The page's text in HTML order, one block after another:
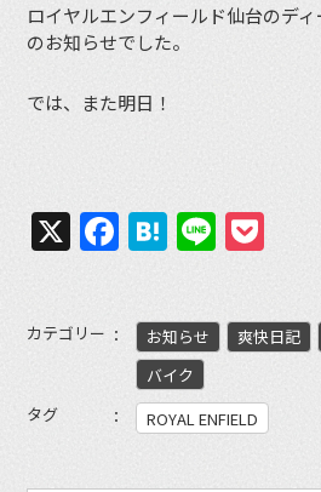
ロイヤルエンフィールド仙台のデ
のお知らせでした。
では、また明日！
X Facebook
Hatena
Line
カテゴリー お知らせ 爽快日記
バイク
タグ
ROYAL ENFIELD